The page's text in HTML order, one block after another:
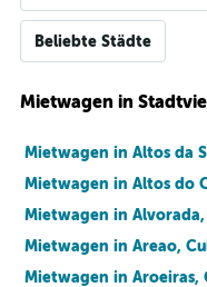
Beliebte Städte
Mietwagen in
Mietwagen in Altos da
Mietwagen in Altos do
Mietwagen in Alvorada,
Mietwagen in Areao,
Mietwagen in Aroeiras,